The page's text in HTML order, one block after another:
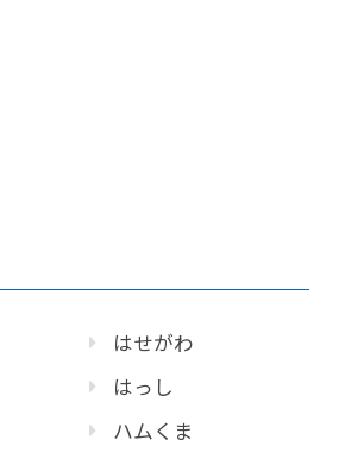
はせがわ
はっし
ハムくま